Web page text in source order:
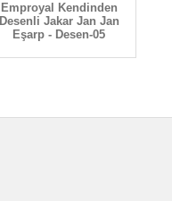
Emproyal Kendinden
Desenli Jakar Jan Jan
Eşarp - Desen-05